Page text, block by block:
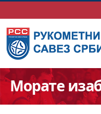
Морате